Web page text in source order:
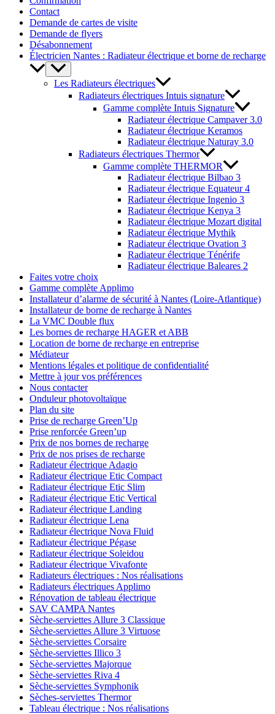
Contact
Demande de cartes de visite
Demande de flyers
Désabonnement
Électricien Nantes : Radiateur électrique et borne de recharge
Les Radiateurs électriques
Radiateurs électriques Intuis signature
Gamme complète Intuis Signature
Radiateur électrique Campaver 3.0
Radiateur électrique Keramos
Radiateur électrique Naturay 3.0
Radiateurs électriques Thermor
Gamme complète THERMOR
Radiateur électrique Bilbao 3
Radiateur électrique Equateur 4
Radiateur électrique Ingenio 3
Radiateur électrique Kenya 3
Radiateur électrique Mozart digital
Radiateur électrique Mythik
Radiateur électrique Ovation 3
Radiateur électrique Ténérife
Radiateur électrique Baleares 2
Faites votre choix
Gamme complète Applimo
Installateur d’alarme de sécurité à Nantes (Loire-Atlantique)
Installateur de borne de recharge à Nantes
La VMC Double flux
Les bornes de recharge HAGER et ABB
Location de borne de recharge en entreprise
Médiateur
Mentions légales et politique de confidentialité
Mettre à jour vos préférences
Nous contacter
Onduleur photovoltaïque
Plan du site
Prise de recharge Green’Up
Prise renforcée Green’up
Prix de nos bornes de recharge
Prix de nos prises de recharge
Radiateur électrique Adagio
Radiateur électrique Etic Compact
Radiateur électrique Etic Slim
Radiateur électrique Etic Vertical
Radiateur électrique Landing
Radiateur électrique Lena
Radiateur électrique Nova Fluid
Radiateur électrique Pégase
Radiateur électrique Soleidou
Radiateur électrique Vivafonte
Radiateurs électriques : Nos réalisations
Radiateurs électriques Applimo
Rénovation de tableau électrique
SAV CAMPA Nantes
Sèche-serviettes Allure 3 Classique
Sèche-serviettes Allure 3 Virtuose
Sèche-serviettes Corsaire
Sèche-serviettes Illico 3
Sèche-serviettes Majorque
Sèche-serviettes Riva 4
Sèche-serviettes Symphonik
Sèches-serviettes Thermor
Tableau électrique : Nos réalisations